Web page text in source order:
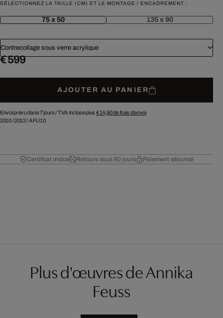
SÉLECTIONNEZ LA TAILLE (CM) ET LE MONTAGE / ENCADREMENT :
75 x 50 135 x 90
Contrecollage sous verre acrylique
€ 599
AJOUTER AU PANIER
Envoi prévu dans 7 jours /TVA incluse plus € 14,90de frais d'envoi
2010/2012/AFU10
Certificat inclus Retours sous 60 jours Paiement sécurisé
Plus d'œuvres de Annika
Feuss